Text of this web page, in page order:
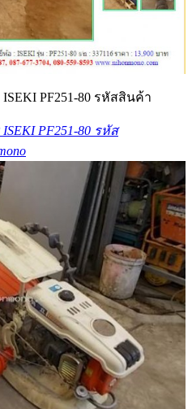
PF251-80 รหัสสินค้า
PF251-80 รหัส